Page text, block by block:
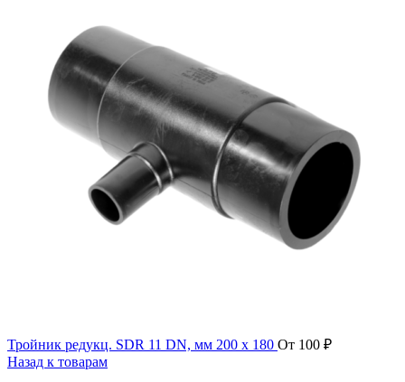
Тройник редукц. SDR 11 DN, мм 200 x 180 От 100 ₽
Назад к товарам